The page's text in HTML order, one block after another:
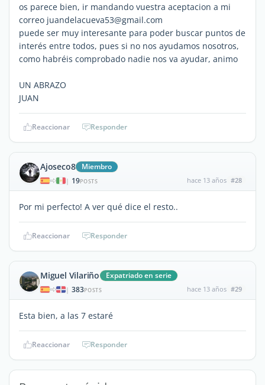
os parece bien, ir mandando vuestra aceptacion a mi
correo juandelacueva53@gmail.com
puede ser muy interesante para poder buscar puntos de
interés entre todos, pues si no nos ayudamos nosotros,
como habréis comprobado nadie nos va ayudar, animo
UN ABRAZO
JUAN
Reaccionar Responder
Ajoseco8 Miembro
| 19POSTS hace 13 años #28
Por mi perfecto! A ver qué dice el resto..
Reaccionar Responder
Miguel Vilariño Expatriado en serie
| 383POSTS hace 13 años #29
Esta bien, a las 7 estaré
Reaccionar Responder